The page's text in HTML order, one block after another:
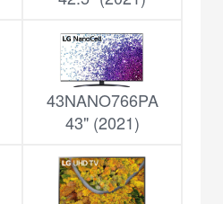
43NANO766PA
43" (2021)